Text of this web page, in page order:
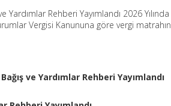
Yardımlar Rehberi Yayımlandı 2026 Yılında
Vergisi Kanununa göre vergi
ve Yardımlar Rehberi Yayımlandı